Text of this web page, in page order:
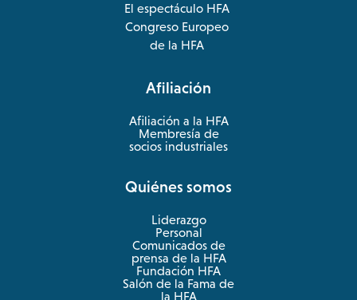
El espectáculo HFA
opens
in
a
tab
Congreso Europeo
de la HFA
opens
tab
Afiliación
Afiliación a la HFA
Membresía de
socios industriales
Quiénes somos
Liderazgo
Personal
Comunicados de
prensa de la HFA
Fundación HFA
Salón de la Fama de
la HFA